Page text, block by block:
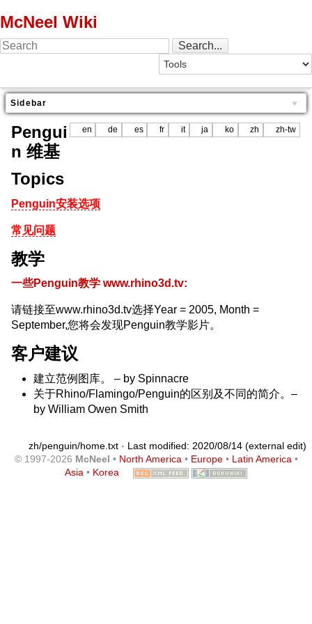
McNeel Wiki
Sidebar
en de es fr it ja ko zh zh-tw
Pengui
n 维基
Topics
Penguin安装选项
常见问题
教学
一些Penguin教学 www.rhino3d.tv:
请链接至www.rhino3d.tv选择Year = 2005, Month =
September,您将会发现Penguin教学影片。
客户建议
建立范例图库。 – by Spinnacre
关于Rhino/Flamingo/Penguin的区别及不同的简介。–
by William Owen Smith
zh/penguin/home.txt · Last modified: 2020/08/14 (external edit)
© 1997-2026 McNeel • North America • Europe• Latin America •
Asia • Korea